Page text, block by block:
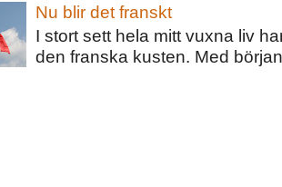
Nu blir det franskt
I stort sett hela mitt vuxna liv
den franska kusten. Med